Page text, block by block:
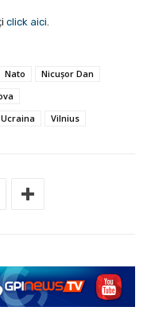
click aici.
Nato
Nicușor Dan
Ucraina Vilnius